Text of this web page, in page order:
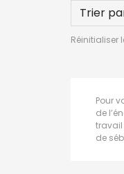
Trier
Réinitialiser
Pour
de
travail
de